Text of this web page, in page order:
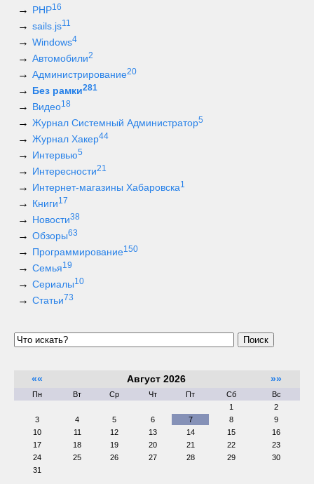
PHP16
sails.js11
Windows4
Автомобили2
Администрирование20
Без рамки281
Видео18
Журнал Системный Администратор5
Журнал Хакер44
Интервью5
Интересности21
Интернет-магазины Хабаровска1
Книги17
Новости38
Обзоры63
Программирование150
Семья19
Сериалы10
Статьи 73
Поиск
«« Август 2026 »»
Пн Вт Ср Чт Пт Сб
Вс
1
2
3
4 5 6 7 8
9
10
11 12 13 14 15
16
17
18 19 20 21 22
23
24
25 26 27 28 29
30
31